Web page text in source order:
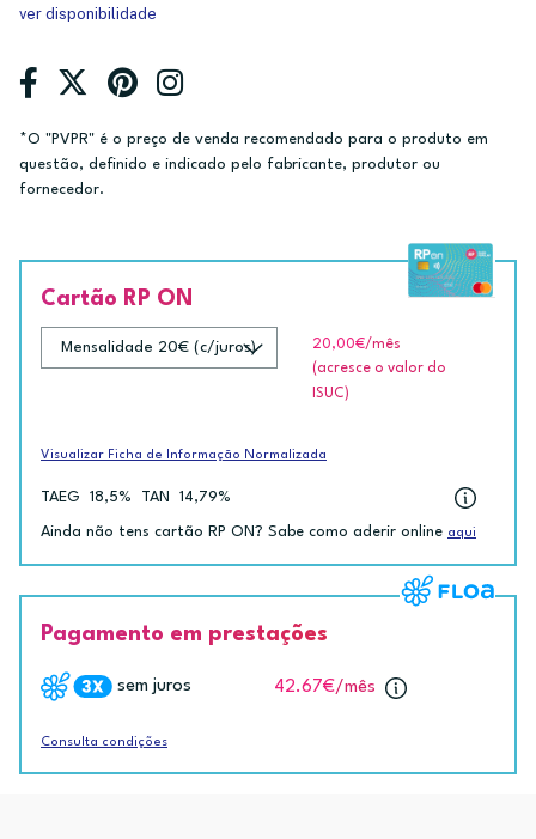
ver disponibilidade
*O "PVPR" é o preço de venda recomendado para o produto em
questão, definido e indicado pelo fabricante, produtor ou
fornecedor.
Cartão RP ON
20,00€/mês
(acresce o valor do
ISUC)
Visualizar Ficha de Informação Normalizada
TAEG 18,5% TAN 14,79%
Ainda não tens cartão RP ON? Sabe como aderir online aqui
Pagamento em prestações
sem juros 42.67€/mês
Consulta condições